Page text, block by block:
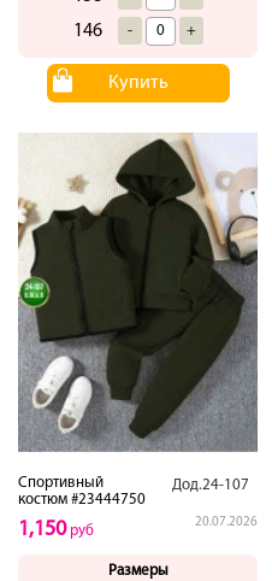
146 - +
Купить
Спортивный
костюм #23444750
Дод.24-107
20.07.2026
1,150руб
Размеры